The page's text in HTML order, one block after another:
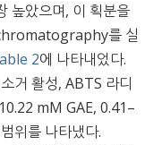
높았으며, 이 획분을
를 실
2에 나타내었다.
거 활성, ABTS 라디
mM GAE, 0.41–
위를 나타냈다.